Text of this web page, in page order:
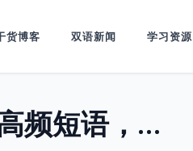
货博客 双语新闻 学习资源
【Get】不再迷茫！解锁美剧生活高频短语，口语秒变地道！